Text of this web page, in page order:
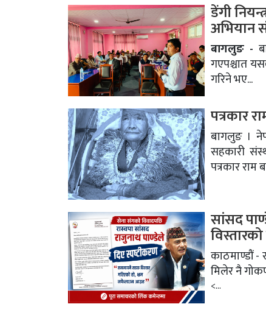
डेंगी
अभियान
बागलुङ -
गएपश्चात
गरिने भए...
पत्रकार
बागलुङ ।
सहकारी
पत्रकार
सांसद
काठमाण्डौं -
मिलेर नै
<...